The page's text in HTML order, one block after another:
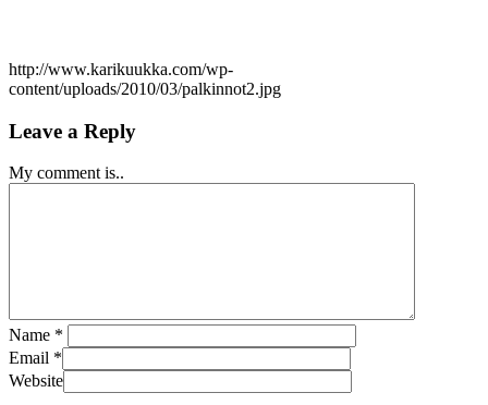
http://www.karikuukka.com/wp-
content/uploads/2010/03/palkinnot2.jpg
Leave a Reply
My comment is..
Name *
Email *
Website